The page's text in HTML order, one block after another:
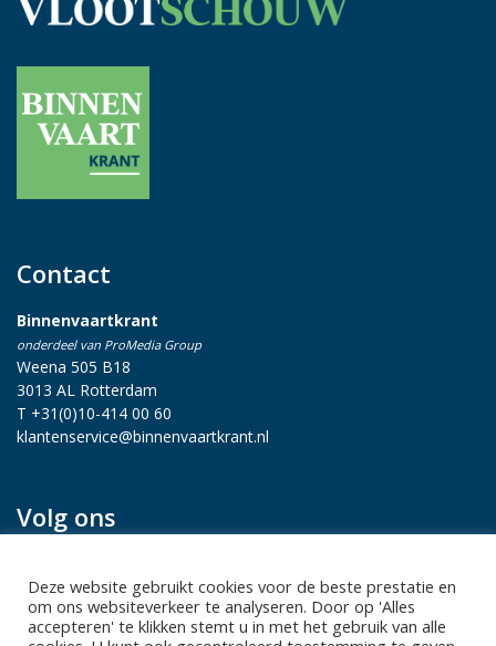
Contact
Binnenvaartkrant
onderdeel van ProMedia Group
Weena 505 B18
3013 AL Rotterdam
T +31(0)10-414 00 60
klantenservice@binnenvaartkrant.nl
Volg ons
Deze website gebruikt cookies voor de beste prestatie en
om ons websiteverkeer te analyseren. Door op 'Alles
accepteren' te klikken stemt u in met het gebruik van alle